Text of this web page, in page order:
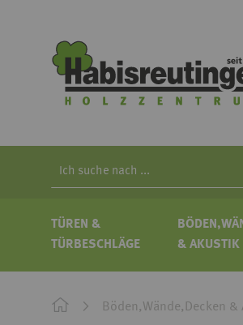
Search
TÜREN &
TÜRBESCHLÄGE
& AKUSTIK
Böden,Wände,Decken &